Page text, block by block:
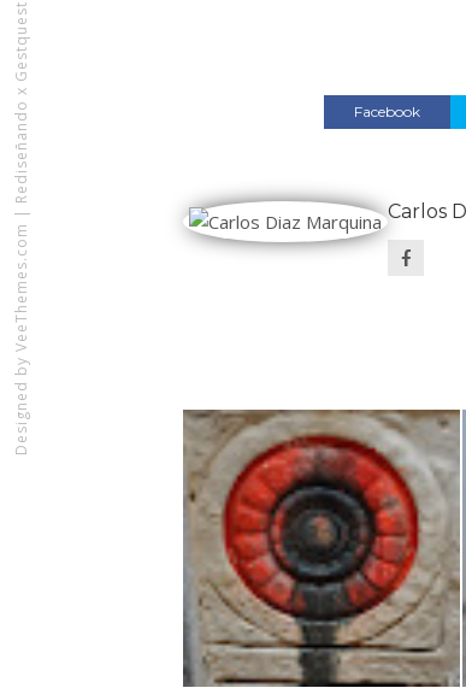
Designed by
VeeThemes.com
|
Rediseñando x Gestquest Facebook
Carlos